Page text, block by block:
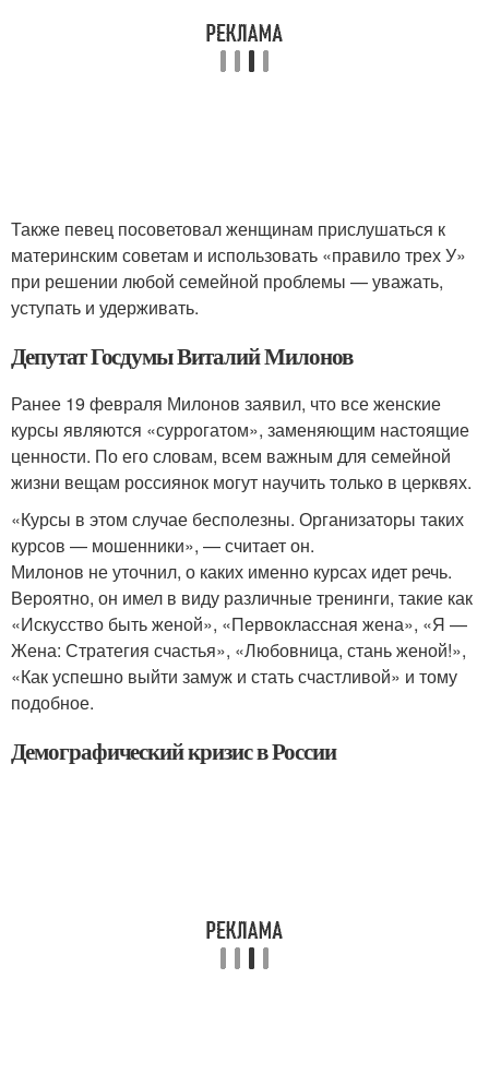
Также певец посоветовал женщинам прислушаться к
материнским советам и использовать «правило трех У»
при решении любой семейной проблемы — уважать,
уступать и удерживать.
Депутат Госдумы Виталий Милонов
Ранее 19 февраля Милонов заявил, что все женские
курсы являются «суррогатом», заменяющим настоящие
ценности. По его словам, всем важным для семейной
жизни вещам россиянок могут научить только в церквях.
«Курсы в этом случае бесполезны. Организаторы таких
курсов — мошенники», — считает он.
Милонов не уточнил, о каких именно курсах идет речь.
Вероятно, он имел в виду различные тренинги, такие как
«Искусство быть женой», «Первоклассная жена», «Я —
Жена: Стратегия счастья», «Любовница, стань женой!»,
«Как успешно выйти замуж и стать счастливой» и тому
подобное.
Демографический кризис в России